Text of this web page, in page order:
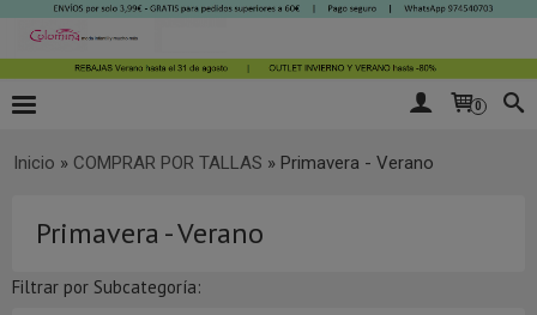
0
Inicio » COMPRAR POR TALLAS » Primavera - Verano
Primavera - Verano
Filtrar por Subcategoría: